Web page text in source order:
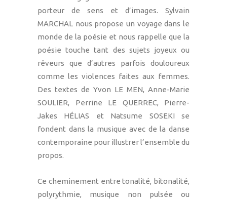
porteur de sens et d’images. Sylvain
MARCHAL nous propose un voyage dans le
monde de la poésie et nous rappelle que la
poésie touche tant des sujets joyeux ou
rêveurs que d’autres parfois douloureux
comme les violences faites aux femmes.
Des textes de Yvon LE MEN, Anne-Marie
SOULIER, Perrine LE QUERREC, Pierre-
Jakes HÉLIAS et Natsume SOSEKI se
fondent dans la musique avec de la danse
contemporaine pour illustrer l’ensemble du
propos.
Ce cheminement entre tonalité, bitonalité,
polyrythmie, musique non pulsée ou